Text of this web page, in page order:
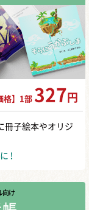
格】1部 327 円
冊子絵本やオリジ
！
向け